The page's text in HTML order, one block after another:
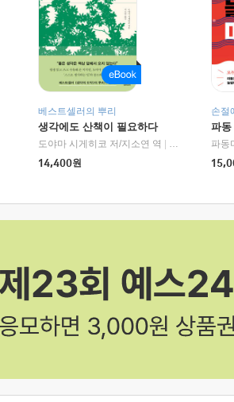
베스트셀러의 뿌리
생각에도 산책이 필요하다
도야마 시게히코 저/지소연 역
알에이치코리
14,400원
손절
파동
파동